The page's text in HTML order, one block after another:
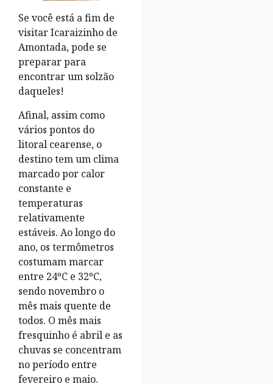
Se você está a fim de
visitar Icaraizinho de
Amontada, pode se
preparar para
encontrar um solzão
daqueles!
Afinal, assim como
vários pontos do
litoral cearense, o
destino tem um clima
marcado por calor
constante e
temperaturas
relativamente
estáveis. Ao longo do
ano, os termômetros
costumam marcar
entre 24ºC e 32ºC,
sendo novembro o
mês mais quente de
todos. O mês mais
fresquinho é abril e as
chuvas se concentram
no período entre
fevereiro e maio.